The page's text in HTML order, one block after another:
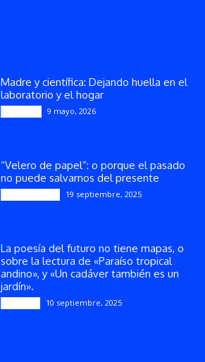
Madre y científica: Dejando huella en el
laboratorio y el hogar
9 mayo, 2026
“Velero de papel”: o porque el pasado
no puede salvarnos del presente
19 septiembre, 2025
La poesía del futuro no tiene mapas, o
sobre la lectura de «Paraíso tropical
andino», y «Un cadáver también es un
jardín».
10 septiembre, 2025